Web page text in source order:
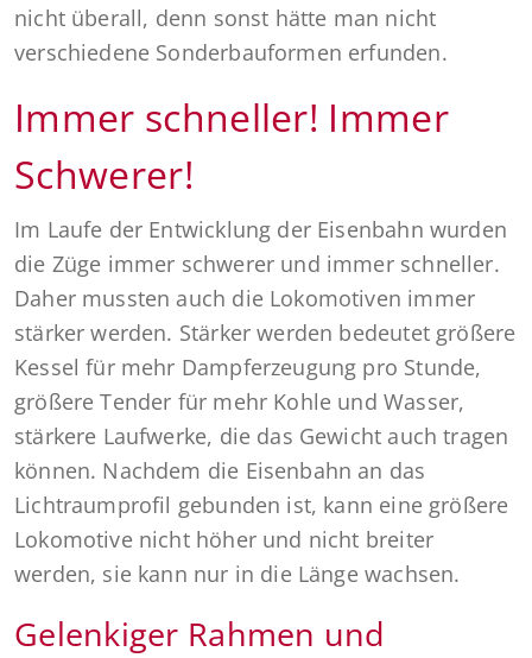
nicht überall, denn sonst hätte man nicht
verschiedene Sonderbauformen erfunden.
Immer schneller! Immer
Schwerer!
Im Laufe der Entwicklung der Eisenbahn wurden
die Züge immer schwerer und immer schneller.
Daher mussten auch die Lokomotiven immer
stärker werden. Stärker werden bedeutet größere
Kessel für mehr Dampferzeugung pro Stunde,
größere Tender für mehr Kohle und Wasser,
stärkere Laufwerke, die das Gewicht auch tragen
können. Nachdem die Eisenbahn an das
Lichtraumprofil gebunden ist, kann eine größere
Lokomotive nicht höher und nicht breiter
werden, sie kann nur in die Länge wachsen.
Gelenkiger Rahmen und